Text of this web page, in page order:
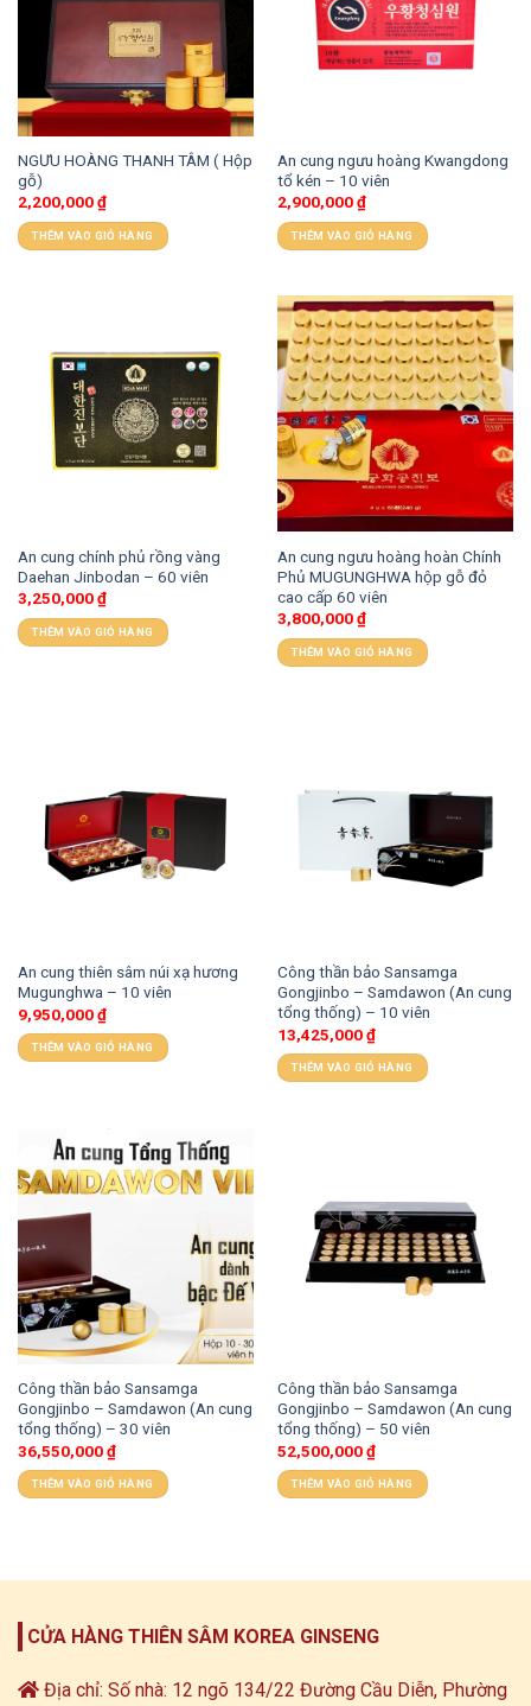
NGƯU HOÀNG THANH TÂM ( Hộp
gỗ)
2,200,000₫
THÊM VÀO GIỎ HÀNG
An cung ngưu hoàng Kwangdong
tổ kén – 10 viên
2,900,000₫
THÊM VÀO GIỎ HÀNG
An cung chính phủ rồng vàng
Daehan Jinbodan – 60 viên
3,250,000₫
THÊM VÀO GIỎ HÀNG
An cung ngưu hoàng hoàn Chính
Phủ MUGUNGHWA hộp gỗ đỏ
cao cấp 60 viên
3,800,000₫
THÊM VÀO GIỎ HÀNG
An cung thiên sâm núi xạ hương
Mugunghwa – 10 viên
9,950,000₫
THÊM VÀO GIỎ HÀNG
Công thần bảo Sansamga
Gongjinbo – Samdawon (An cung
tổng thống) – 10 viên
13,425,000₫
THÊM VÀO GIỎ HÀNG
Công thần bảo Sansamga
Gongjinbo – Samdawon (An cung
tổng thống) – 30 viên
36,550,000₫
THÊM VÀO GIỎ HÀNG
Công thần bảo Sansamga
Gongjinbo – Samdawon (An cung
tổng thống) – 50 viên
52,500,000₫
THÊM VÀO GIỎ HÀNG
CỬA HÀNG THIÊN SÂM KOREA GINSENG
Địa chỉ: Số nhà: 12 ngõ 134/22 Đường Cầu Diễn, Phường